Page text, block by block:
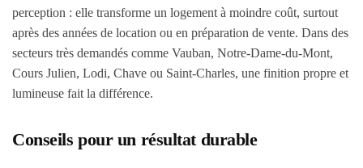
perception : elle transforme un logement à moindre coût, surtout
après des années de location ou en préparation de vente. Dans des
secteurs très demandés comme Vauban, Notre-Dame-du-Mont,
Cours Julien, Lodi, Chave ou Saint-Charles, une finition propre et
lumineuse fait la différence.
Conseils pour un résultat durable